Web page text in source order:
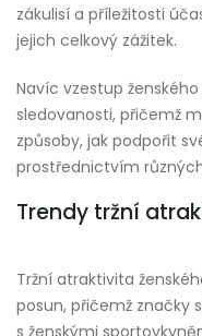
zákulisí a příležitosti
jejich celkový zážitek.
Navíc vzestup
sledovanosti, přičemž
způsoby, jak podpořit
prostřednictvím
Trendy tržní
Tržní atraktivita
posun, přičemž značky
s ženskými